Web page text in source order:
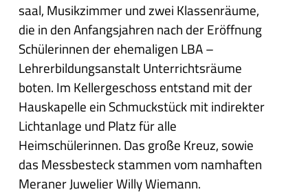
saal, Musikzimmer und zwei Klassenräume,
die in den Anfangsjahren nach der Eröffnung
Schülerinnen der ehemaligen LBA –
Lehrerbildungsanstalt Unterrichtsräume
boten. Im Kellergeschoss entstand mit der
Hauskapelle ein Schmuckstück mit indirekter
Lichtanlage und Platz für alle
Heimschülerinnen. Das große Kreuz, sowie
das Messbesteck stammen vom namhaften
Meraner Juwelier Willy Wiemann.